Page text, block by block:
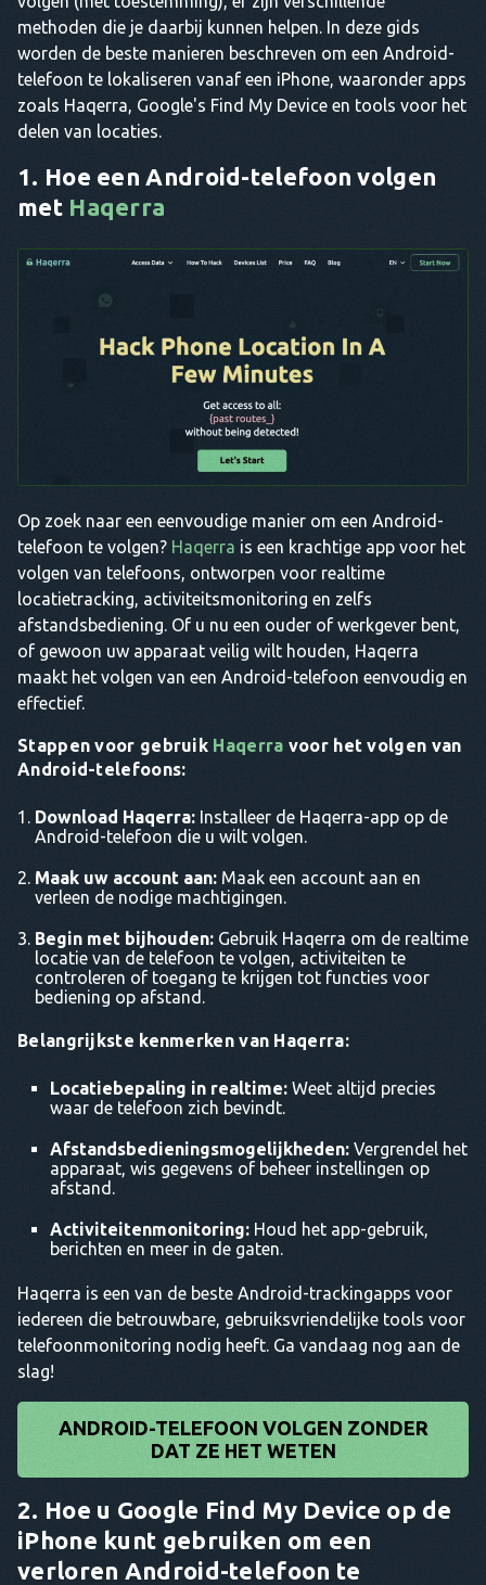
methoden die je daarbij kunnen helpen. In deze gids
worden de beste manieren beschreven om een Android-
telefoon te lokaliseren vanaf een iPhone, waaronder apps
zoals Haqerra, Google's Find My Device en tools voor het
delen van locaties.
1. Hoe een Android-telefoon volgen
met Haqerra
Op zoek naar een eenvoudige manier om een Android-
telefoon te volgen? Haqerra is een krachtige app voor het
volgen van telefoons, ontworpen voor realtime
locatietracking, activiteitsmonitoring en zelfs
afstandsbediening. Of u nu een ouder of werkgever bent,
of gewoon uw apparaat veilig wilt houden, Haqerra
maakt het volgen van een Android-telefoon eenvoudig en
effectief.
Stappen voor gebruik Haqerra voor het volgen van
Android-telefoons:
Download Haqerra: Installeer de Haqerra-app op de
Android-telefoon die u wilt volgen.
Maak uw account aan: Maak een account aan en
verleen de nodige machtigingen.
Begin met bijhouden: Gebruik Haqerra om de realtime
locatie van de telefoon te volgen, activiteiten te
controleren of toegang te krijgen tot functies voor
bediening op afstand.
Belangrijkste kenmerken van Haqerra:
Locatiebepaling in realtime: Weet altijd precies
waar de telefoon zich bevindt.
Afstandsbedieningsmogelijkheden: Vergrendel het
apparaat, wis gegevens of beheer instellingen op
afstand.
Activiteitenmonitoring: Houd het app-gebruik,
berichten en meer in de gaten.
Haqerra is een van de beste Android-trackingapps voor
iedereen die betrouwbare, gebruiksvriendelijke tools voor
telefoonmonitoring nodig heeft. Ga vandaag nog aan de
slag!
ANDROID-TELEFOON VOLGEN ZONDER
DAT ZE HET WETEN
2. Hoe u Google Find My Device op de
iPhone kunt gebruiken om een
verloren Android-telefoon te